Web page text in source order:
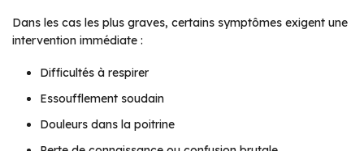
Dans les cas les plus graves, certains symptômes exigent une
intervention immédiate :
Difficultés à respirer
Essoufflement soudain
Douleurs dans la poitrine